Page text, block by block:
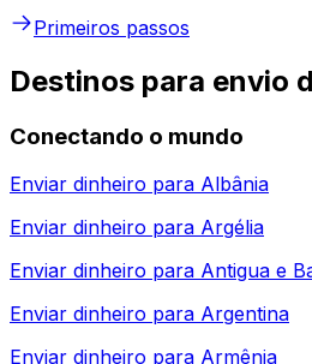
Primeiros passos
Destinos para envio
Conectando o mundo
Enviar dinheiro para Albânia
Enviar dinheiro para Argélia
Enviar dinheiro para Antigua e
Enviar dinheiro para Argentina
Enviar dinheiro para Armênia